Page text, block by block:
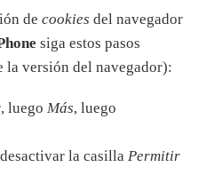
de cookies del navegador
siga estos pasos
la versión del navegador):
, luego Más, luego
la casilla Permitir